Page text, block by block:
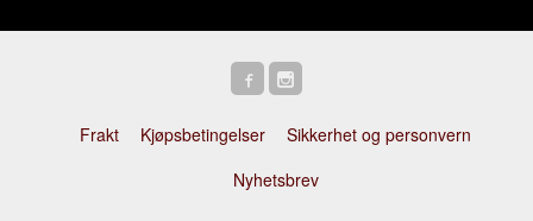
Frakt Kjøpsbetingelser
Sikkerhet og personvern
Nyhetsbrev